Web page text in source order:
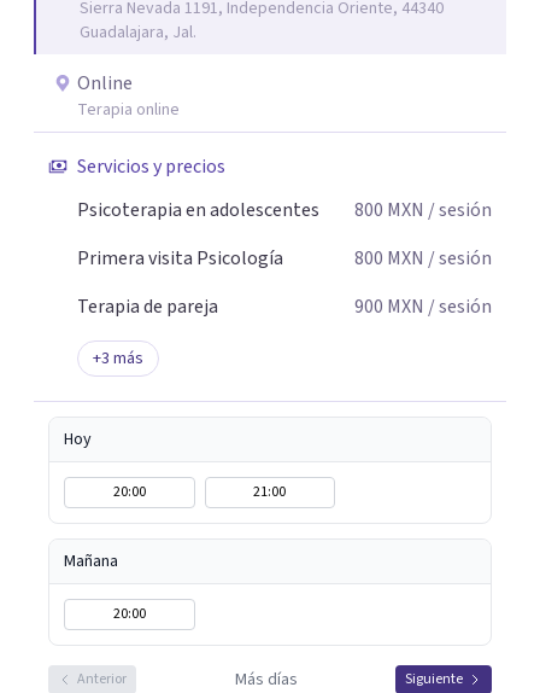
pareja -Terapia con adolescentes
Sierra Nevada 1191, Independencia Oriente, 44340
Guadalajara, Jal.
Online
Terapia online
Servicios y precios
Psicoterapia en adolescentes
800 MXN / sesión
Primera visita Psicología
800 MXN / sesión
Terapia de pareja
900 MXN / sesión
+3 más
Hoy
20:00 21:00
Mañana
20:00
Anterior Más días Siguiente